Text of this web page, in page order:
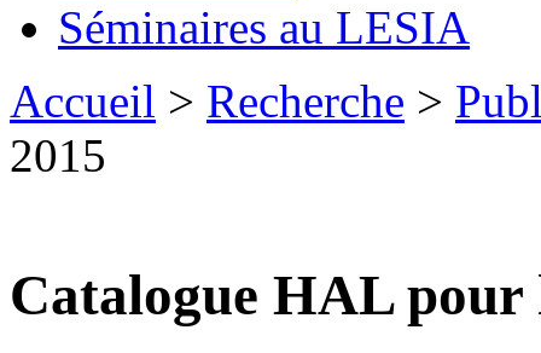
Séminaires au LESIA
Accueil > Recherche >
2015
Catalogue HAL pour